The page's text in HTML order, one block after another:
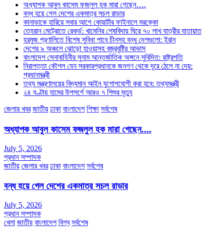
অধ্যাপক আবুল কাসেম ফজলুল হক মারা গেছেন….
বন্ধ হয়ে গেল দেশের একমাত্র সচল রাডার
কানাডাকে হারিয়ে সবার আগে কোয়ার্টার ফাইনালে মরক্কো
তেহরান মেট্রোতে রেকর্ড: খামেনির শেষবিদায় ঘিরে ৭০ লাখ যাত্রীর যাতায়াত
হরমুজ প্রণালিতে বিশেষ সুবিধা পাবে চীনসহ বন্ধু দেশগুলো: ইরান
দেশের ৯ অঞ্চলে ঝোড়ো হাওয়াসহ বজ্রবৃষ্টির আভাস
বাংলাদেশ সেনাবাহিনীর সুনাম আন্তর্জাতিক অঙ্গনে সুবিদিত: রাষ্ট্রপতি
নিরাপত্তা কৌশল যেন সরকারপ্রধানকে জনগণ থেকে দূরে ঠেলে না দেয়:
প্রধানমন্ত্রী
তথ্য মন্ত্রণালয়ের বিদ্যমান আইন যুগোপযোগী করা হবে: তথ্যমন্ত্রী
২৪ ঘণ্টায় হামের উপসর্গে আরও ৭ শিশুর মৃত্যু
জেলার খবর জাতীয় ঢাকা বাংলাদেশ শিক্ষা সর্বশেষ
অধ্যাপক আবুল কাসেম ফজলুল হক মারা গেছেন….
July 5, 2026
প্রধান সম্পাদক
জাতীয় জেলার খবর ঢাকা বাংলাদেশ সর্বশেষ
বন্ধ হয়ে গেল দেশের একমাত্র সচল রাডার
July 5, 2026
প্রধান সম্পাদক
খেলা জাতীয় বাংলাদেশ বিশ্ব সর্বশেষ